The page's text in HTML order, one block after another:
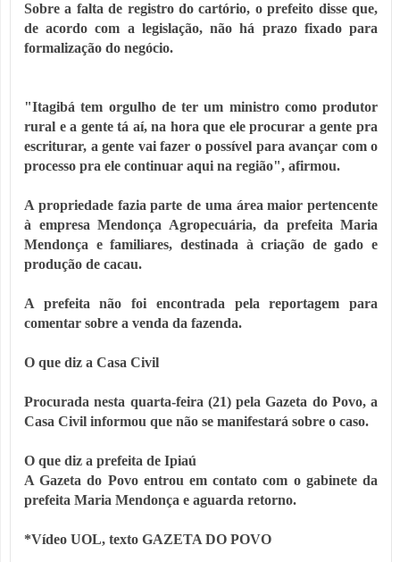
Sobre a falta de registro do cartório, o prefeito disse que,
de acordo com a legislação, não há prazo fixado para
formalização do negócio.
"Itagibá tem orgulho de ter um ministro como produtor
rural e a gente tá aí, na hora que ele procurar a gente pra
escriturar, a gente vai fazer o possível para avançar com o
processo pra ele continuar aqui na região", afirmou.
A propriedade fazia parte de uma área maior pertencente
à empresa Mendonça Agropecuária, da prefeita Maria
Mendonça e familiares, destinada à criação de gado e
produção de cacau.
A prefeita não foi encontrada pela reportagem para
comentar sobre a venda da fazenda.
O que diz a Casa Civil
Procurada nesta quarta-feira (21) pela Gazeta do Povo, a
Casa Civil informou que não se manifestará sobre o caso.
O que diz a prefeita de Ipiaú
A Gazeta do Povo entrou em contato com o gabinete da
prefeita Maria Mendonça e aguarda retorno.
*Vídeo UOL, texto GAZETA DO POVO